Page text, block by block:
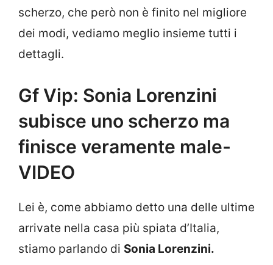
scherzo, che però non è finito nel migliore
dei modi, vediamo meglio insieme tutti i
dettagli.
Gf Vip: Sonia Lorenzini
subisce uno scherzo ma
finisce veramente male-
VIDEO
Lei è, come abbiamo detto una delle ultime
arrivate nella casa più spiata d’Italia,
stiamo parlando di Sonia Lorenzini.